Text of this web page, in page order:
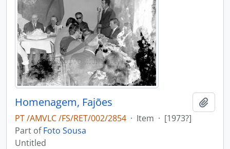
Homenagem, Fajões
PT /AMVLC /FS/RET/002/2854 · Item · [1973?]
Part ofFoto Sousa
Untitled